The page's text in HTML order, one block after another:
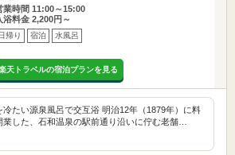
業時間 11:00～15:00
浴料金 2,200円～
帰り 宿泊 水風呂
天トラベルの宿泊プランを見る
冷たい源泉風呂で交互浴 明治12年（1879年）に料
業した、石和温泉の駅前通り沿いに佇む老舗…